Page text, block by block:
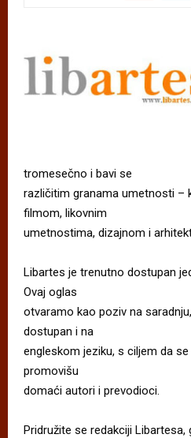
tromesečno i bavi se
različitim granama umetnosti –
filmom, likovnim
umetnostima, dizajnom i
Libartes je trenutno dostupan
Ovaj oglas
otvaramo kao poziv na
dostupan i na
engleskom jeziku, s ciljem da
promovišu
domaći autori i prevodioci.
Pridružite se redakciji